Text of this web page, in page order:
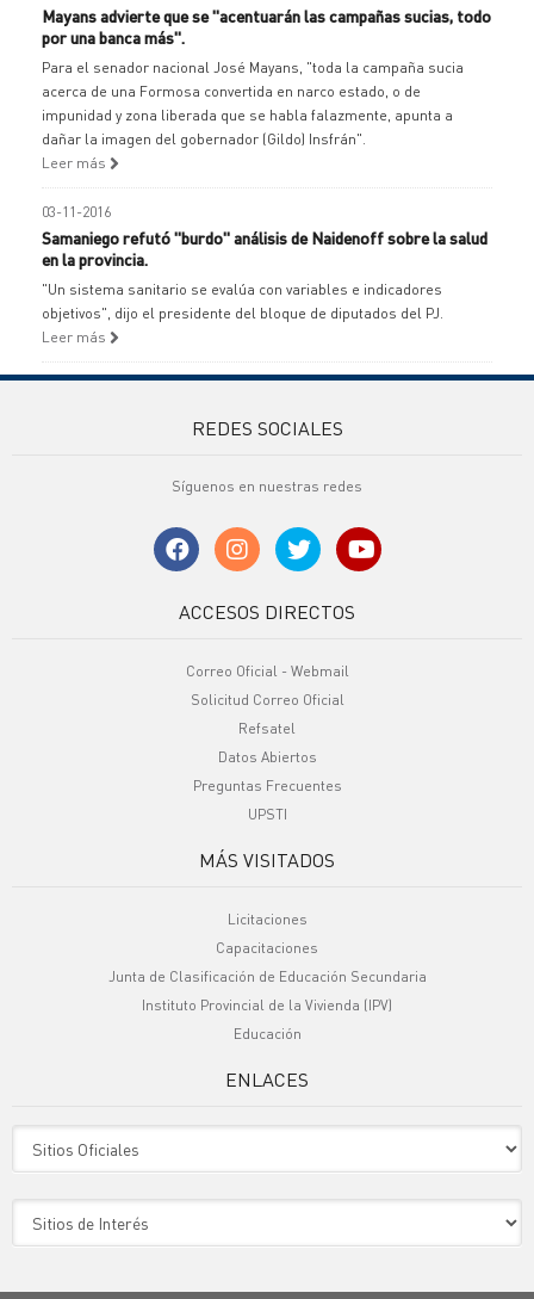
Mayans advierte que se "acentuarán las campañas sucias, todo
por una banca más".
Para el senador nacional José Mayans, "toda la campaña sucia
acerca de una Formosa convertida en narco estado, o de
impunidad y zona liberada que se habla falazmente, apunta a
dañar la imagen del gobernador (Gildo) Insfrán".
Leer más
03-11-2016
Samaniego refutó "burdo" análisis de Naidenoff sobre la salud
en la provincia.
"Un sistema sanitario se evalúa con variables e indicadores
objetivos", dijo el presidente del bloque de diputados del PJ.
Leer más
REDES SOCIALES
Síguenos en nuestras redes
ACCESOS DIRECTOS
Correo Oficial - Webmail
Solicitud Correo Oficial
Refsatel
Datos Abiertos
Preguntas Frecuentes
UPSTI
MÁS VISITADOS
Licitaciones
Capacitaciones
Junta de Clasificación de Educación Secundaria
Instituto Provincial de la Vivienda (IPV)
Educación
ENLACES